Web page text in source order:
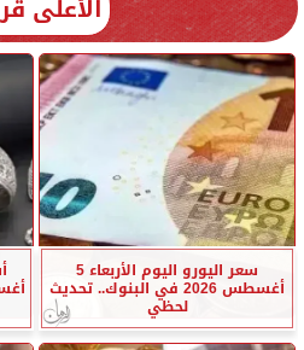
سعر اليورو اليوم الأربعاء 5
أغسطس 2026 في البنوك.. تحديث
لحظي